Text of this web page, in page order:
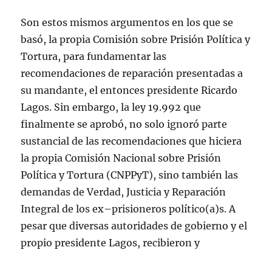
Son estos mismos argumentos en los que se
basó, la propia Comisión sobre Prisión Política y
Tortura, para fundamentar las
recomendaciones de reparación presentadas a
su mandante, el entonces presidente Ricardo
Lagos. Sin embargo, la ley 19.992 que
finalmente se aprobó, no solo ignoró parte
sustancial de las recomendaciones que hiciera
la propia Comisión Nacional sobre Prisión
Política y Tortura (CNPPyT), sino también las
demandas de Verdad, Justicia y Reparación
Integral de los ex–prisioneros político(a)s. A
pesar que diversas autoridades de gobierno y el
propio presidente Lagos, recibieron y